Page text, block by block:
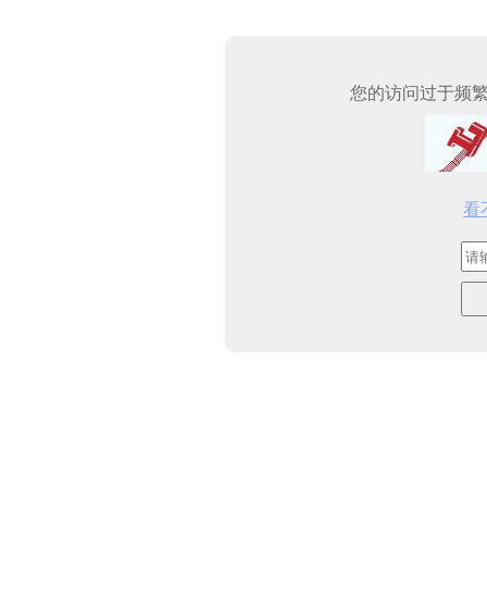
您的访问过于频
看